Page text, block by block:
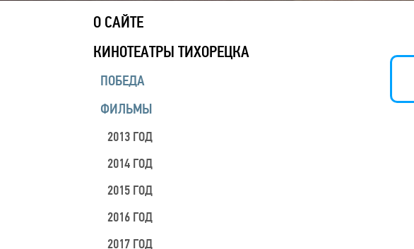
О САЙТЕ
КИНОТЕАТРЫ ТИХОРЕЦКА
ПОБЕДА
ФИЛЬМЫ
2013 ГОД
2014 ГОД
2015 ГОД
2016 ГОД
2017 ГОД